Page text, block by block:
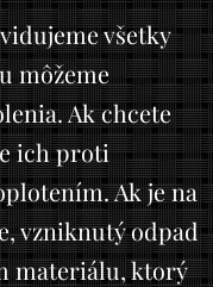
všetky
môžeme
Ak chcete
ich proti
Ak je na
vzniknutý odpad
materiálu, ktorý